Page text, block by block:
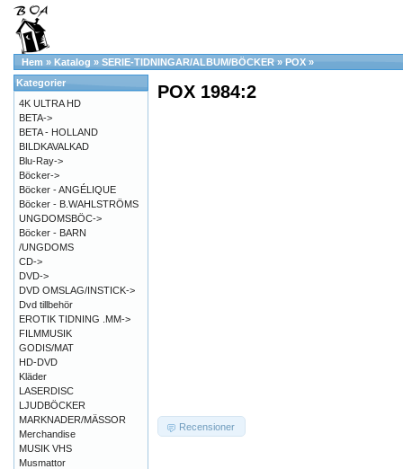
Hem » Katalog » SERIE-TIDNINGAR/ALBUM/BÖCKER » POX »
POX 1984:2
Recensioner
Kategorier
4K ULTRA HD
BETA->
BETA - HOLLAND
BILDKAVALKAD
Blu-Ray->
Böcker->
Böcker - ANGÉLIQUE
Böcker - B.WAHLSTRÖMS
UNGDOMSBÖC->
Böcker - BARN
/UNGDOMS
CD->
DVD->
DVD OMSLAG/INSTICK->
Dvd tillbehör
EROTIK TIDNING .MM->
FILMMUSIK
GODIS/MAT
HD-DVD
Kläder
LASERDISC
LJUDBÖCKER
MARKNADER/MÄSSOR
Merchandise
MUSIK VHS
Musmattor